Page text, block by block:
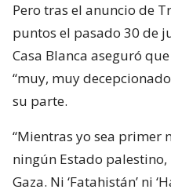
Pero tras el anuncio de
puntos el pasado 30 de
Casa Blanca aseguró
“muy, muy
su parte.
“Mientras yo sea primer
ningún Estado
Gaza. Ni ‘Fatahistán’ ni